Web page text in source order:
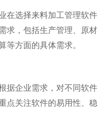
选择来料加工管理软件
求，包括生产管理、原材
等方面的具体需求。
企业需求，对不同软件
点关注软件的易用性、稳